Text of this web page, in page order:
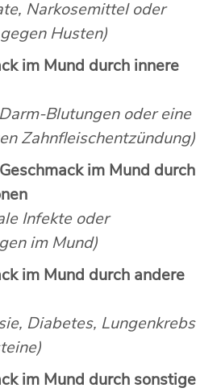
Narkosemittel oder
Husten)
im Mund durch innere
Blutungen oder eine
Zahnfleischentzündung)
im Mund durch
Infekte oder
im Mund)
im Mund durch andere
Diabetes, Lungenkrebs
im Mund durch sonstige